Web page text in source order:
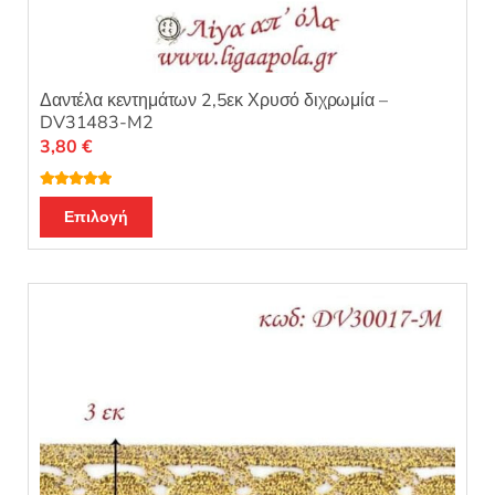
Δαντέλα κεντημάτων 2,5εκ Χρυσό διχρωμία –
DV31483-M2
Βαθμολογή
θηκε με5.00
από 5
3,80 €
Επιλογή